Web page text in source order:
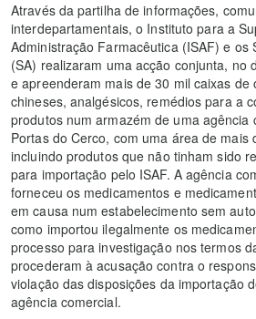
Através da partilha de informações,
interdepartamentais, o Instituto para a
Administração Farmacêutica (ISAF) e os
(SA) realizaram uma acção conjunta, no
e apreenderam mais de 30 mil caixas de
chineses, analgésicos, remédios para a
produtos num armazém de uma agência
Portas do Cerco, com uma área de mais
incluindo produtos que não tinham sido
para importação pelo ISAF. A agência
forneceu os medicamentos e
em causa num estabelecimento sem
como importou ilegalmente os
processo para investigação nos termos
procederam à acusação contra o
violação das disposições da importação
agência comercial.